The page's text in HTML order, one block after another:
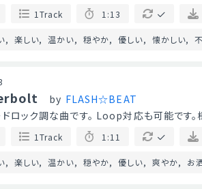
1Track 1:13
楽しい 温かい 穏やか 優しい 懐かしい
by FLASH☆BEAT
ロック調な曲です。 Loop対応も可能です
1Track 1:11
楽しい 温かい 穏やか 優しい 爽やか お